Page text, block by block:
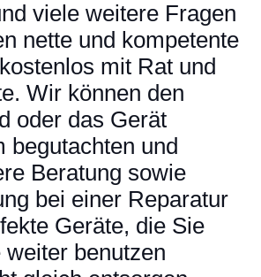
viele weitere Fragen
nette und kompetente
mit Rat und
Wir können den
oder das Gerät
begutachten und
Beratung sowie
bei einer Reparatur
Geräte, die Sie
weiter benutzen